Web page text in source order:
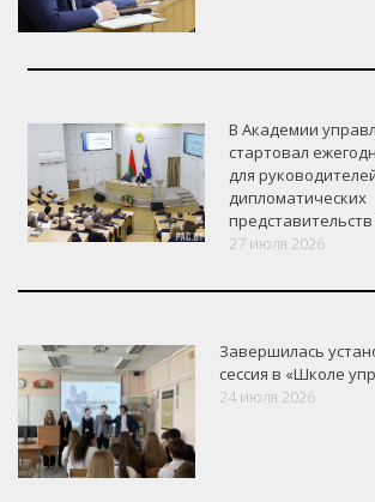
В Академии
стартовал
для
дипломатических
27 июля 2026
Завершилась
сессия в «Школе
24 июля 2026